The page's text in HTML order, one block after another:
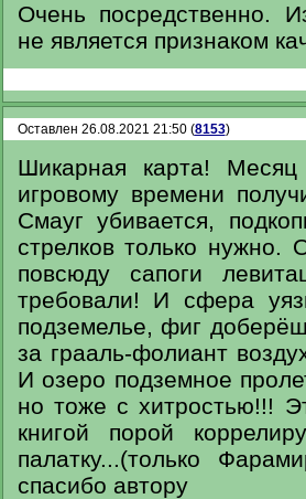
Очень посредственно.
не является признаком
Оставлен 26.08.2021 21:50 (8153)
Шикарная карта!
игровому времени
Смауг убивается,
стрелков только нужно.
повсюду сапоги
требовали! И сфера
подземелье, фиг
за грааль-фолиант
И озеро подземное
но тоже с хитростью!!!
книгой порой
палатку...(только
спасибо автору